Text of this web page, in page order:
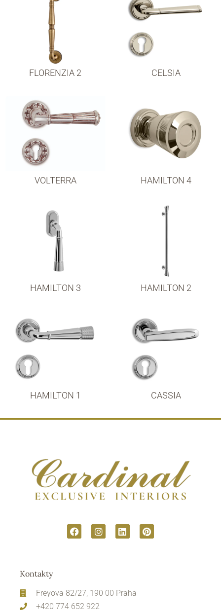
FLORENZIA 2 CELSIA
VOLTERRA HAMILTON 4
HAMILTON 3 HAMILTON 2
HAMILTON 1 CASSIA
Kontakty
Freyova 82/27, 190 00 Praha
+420 774 652 922